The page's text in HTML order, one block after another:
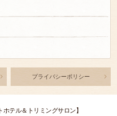
プライバシーポリシー
テル＆トリミングサロン】